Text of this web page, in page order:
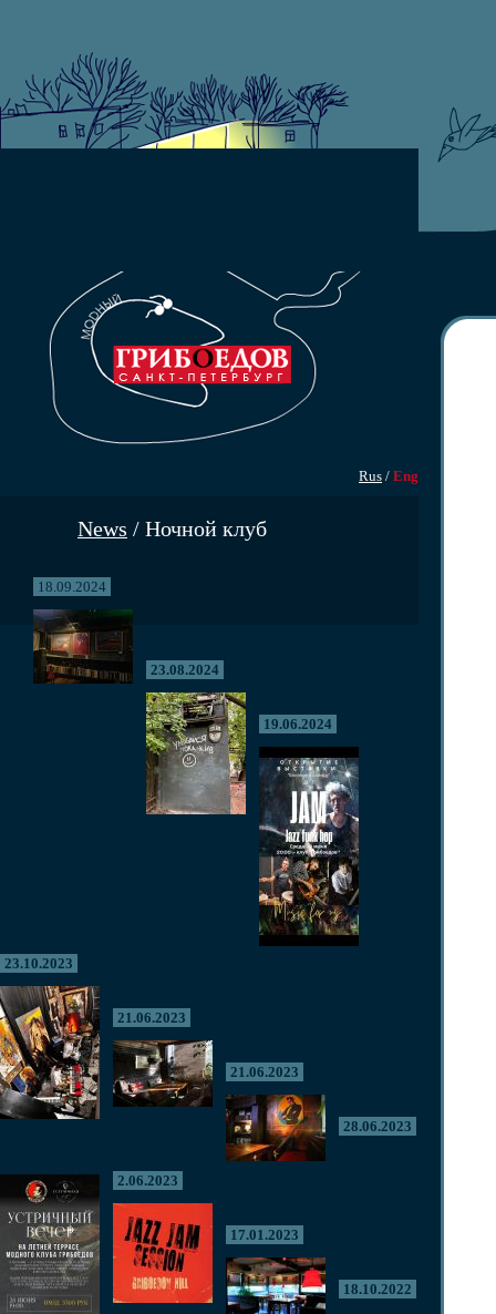
Rus / Eng
News / Ночной клуб
18.09.2024
23.08.2024
19.06.2024
23.10.2023
21.06.2023
21.06.2023
28.06.2023
2.06.2023
17.01.2023
18.10.2022